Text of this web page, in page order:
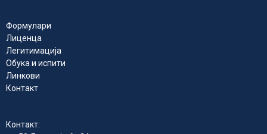
Формулари
Лиценца
Легитимација
Обука и испити
Линкови
Контакт
Контакт: